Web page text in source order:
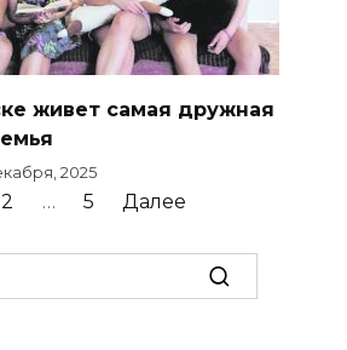
живет самая дружная
2025
2 … 5 Далее